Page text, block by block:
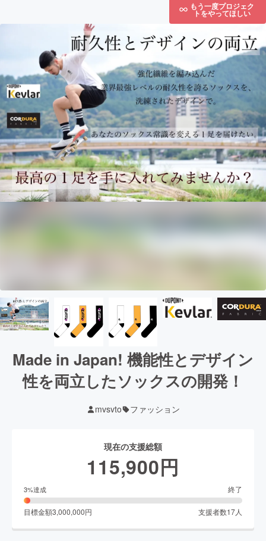
もう一度プロジェク
トをやってほしい
Made in Japan! 機能性とデザイン
性を両立したソックスの開発！
mvsvto ファッション
現在の支援総額
115,900円
3%達成 終了
目標金額3,000,000円 支援者数17人